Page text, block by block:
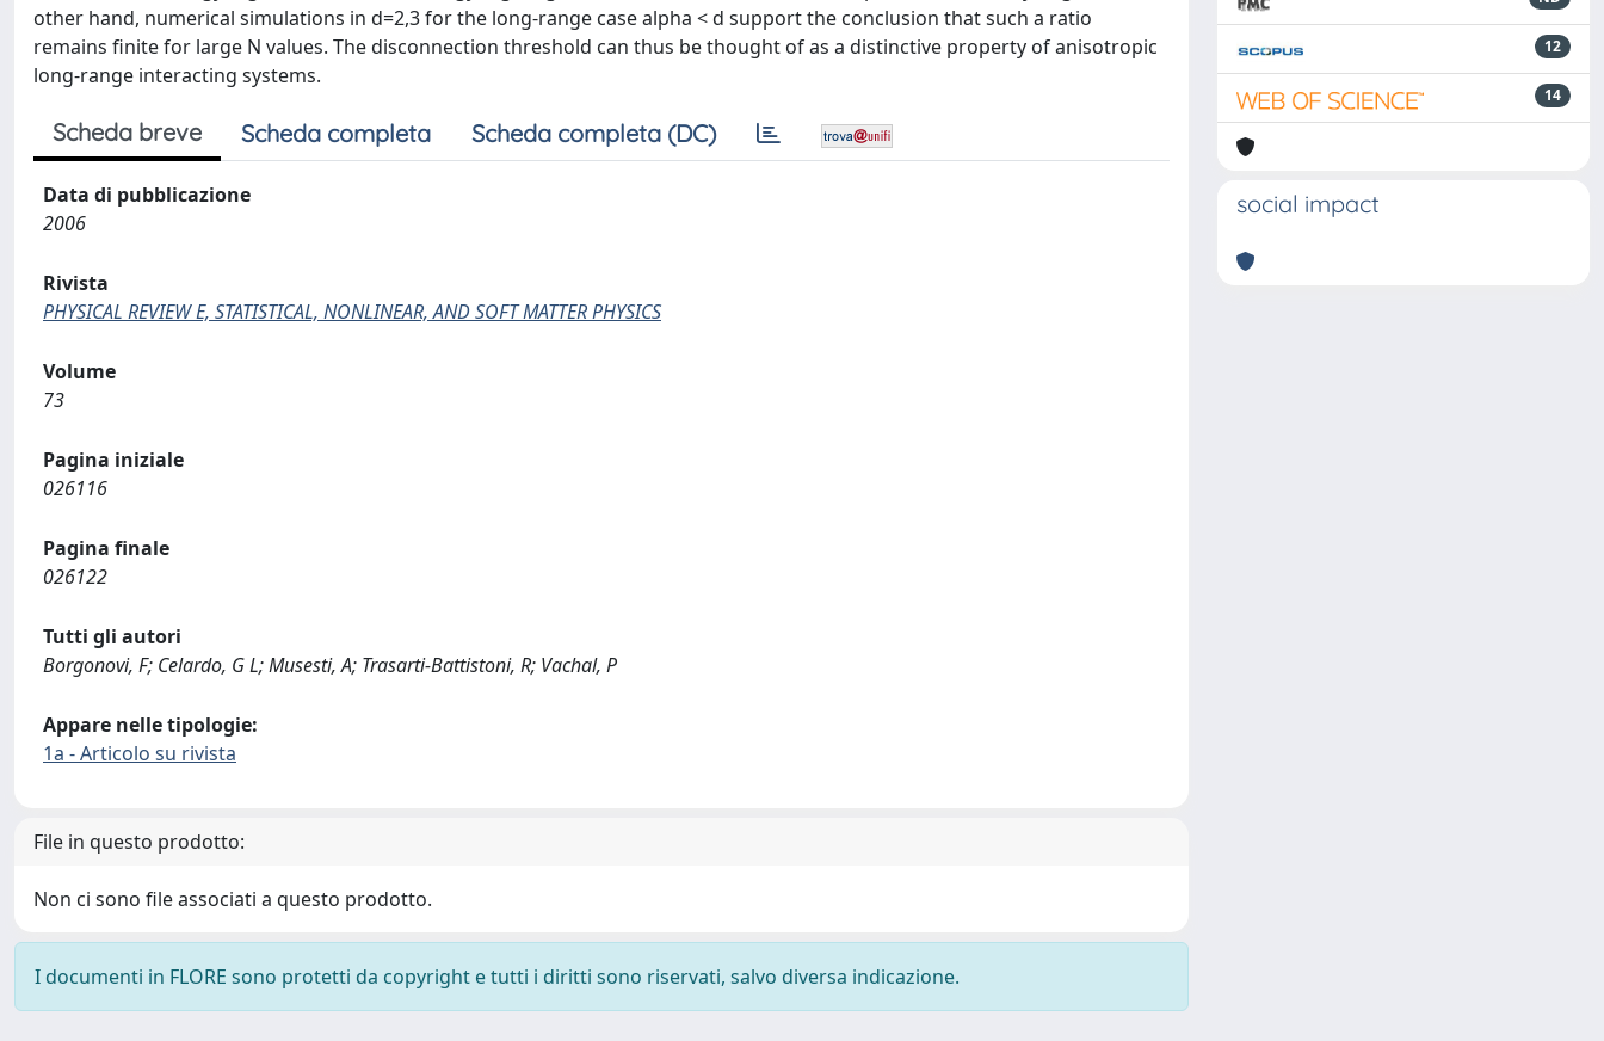
other hand, numerical simulations in d=2,3 for the long-range case alpha < d support the conclusion that such a ratio
remains finite for large N values. The disconnection threshold can thus be thought of as a distinctive property of anisotropic
long-range interacting systems.
Scheda breve Scheda completa Scheda completa (DC)
Data di pubblicazione
2006
Rivista
PHYSICAL REVIEW E, STATISTICAL, NONLINEAR, AND SOFT MATTER PHYSICS
Volume
73
Pagina iniziale
026116
Pagina finale
026122
Tutti gli autori
Borgonovi, F; Celardo, G L; Musesti, A; Trasarti-Battistoni, R; Vachal, P
Appare nelle tipologie:
1a - Articolo su rivista
File in questo prodotto:
Non ci sono file associati a questo prodotto.
I documenti in FLORE sono protetti da copyright e tutti i diritti sono riservati, salvo diversa indicazione.
12
14
social impact